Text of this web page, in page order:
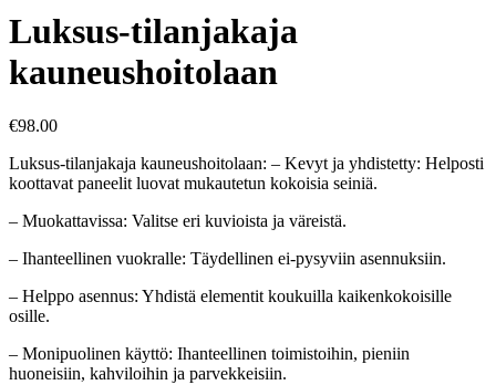
Luksus-tilanjakaja
kauneushoitolaan
€98.00
Luksus-tilanjakaja kauneushoitolaan: – Kevyt ja yhdistetty: Helposti
koottavat paneelit luovat mukautetun kokoisia seiniä.
– Muokattavissa: Valitse eri kuvioista ja väreistä.
– Ihanteellinen vuokralle: Täydellinen ei-pysyviin asennuksiin.
– Helppo asennus: Yhdistä elementit koukuilla kaikenkokoisille
osille.
– Monipuolinen käyttö: Ihanteellinen toimistoihin, pieniin
huoneisiin, kahviloihin ja parvekkeisiin.